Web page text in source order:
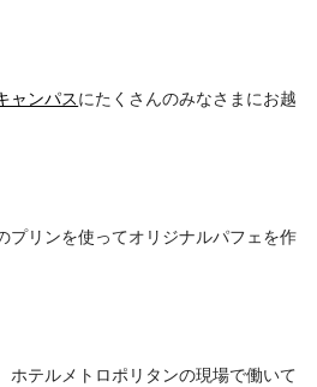
ャンパスにたくさんのみなさまにお越
プリンを使ってオリジナルパフェを作
ホテルメトロポリタンの現場で働いて